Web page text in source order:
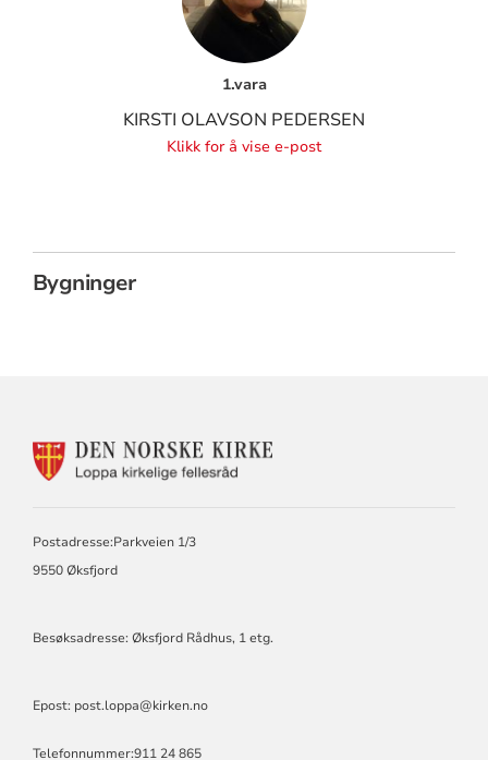
1.vara
KIRSTI OLAVSON PEDERSEN
Klikk for å vise e-post
Bygninger
KONTAKTINFORMASJON
Postadresse:Parkveien 1/3
9550 Øksfjord
Besøksadresse: Øksfjord Rådhus, 1 etg.
Epost: post.loppa@kirken.no
Telefonnummer:911 24 865